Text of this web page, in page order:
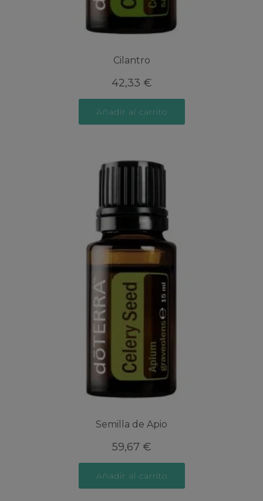
Cilantro
42,33 €
Añadir al carrito
Semilla de Apio
59,67 €
Añadir al carrito